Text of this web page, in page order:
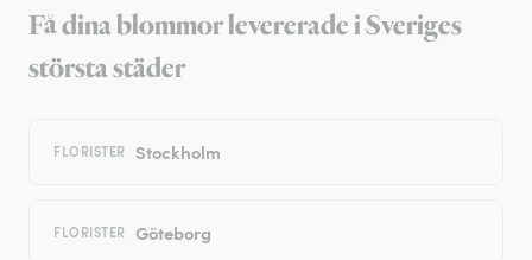
Få dina blommor levererade i Sveriges
största städer
FLORISTER Stockholm
FLORISTER Göteborg